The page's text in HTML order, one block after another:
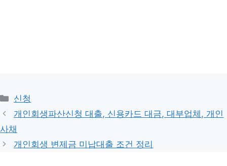
Categories
신청
개인회생파산신청 대출, 신용카드 대금, 대부업체, 개인
사채
개인회생 변제금 미납대출 조건 정리